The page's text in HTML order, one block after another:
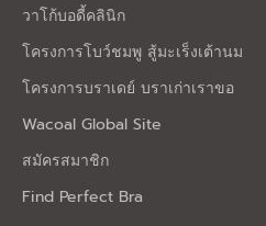
วาโก้บอดี้คลินิก
โครงการโบว์ชมพู สู้มะเร็งเต้านม
โครงการบราเดย์ บราเก่าเราขอ
Wacoal Global Site
สมัครสมาชิก
Find Perfect Bra